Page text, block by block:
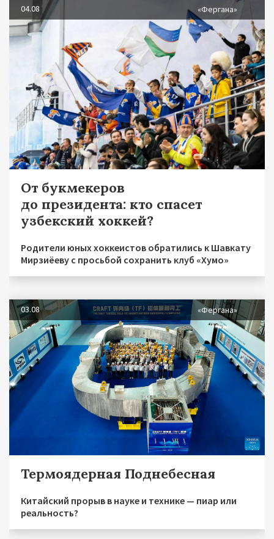
04.08 «Фергана»
От букмекеров
до президента: кто спасет
узбекский хоккей?
Родители юных хоккеистов обратились к Шавкату
Мирзиёеву с просьбой сохранить клуб «Хумо»
03.08 «Фергана»
Термоядерная Поднебесная
Китайский прорыв в науке и технике — пиар или
реальность?